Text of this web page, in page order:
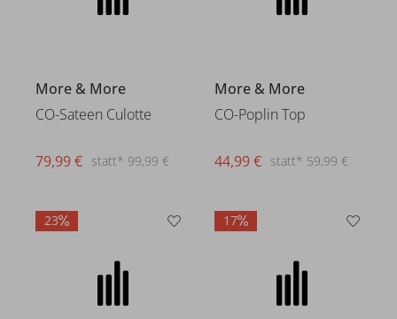
More & More
CO-Sateen Culotte
statt* 99,99 €
79,99 €
More & More
CO-Poplin Top
statt* 59,99 €
44,99 €
23 17